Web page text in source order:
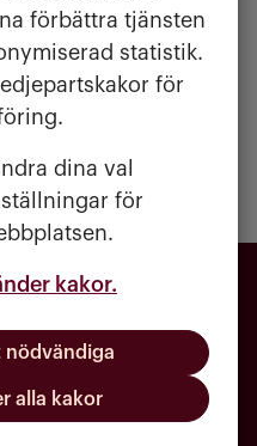
förbättra tjänsten
statistik.
för
dina val
för
kakor.
nödvändiga
alla kakor
Ja, nr 4
2-4 rum
72-114 kvm